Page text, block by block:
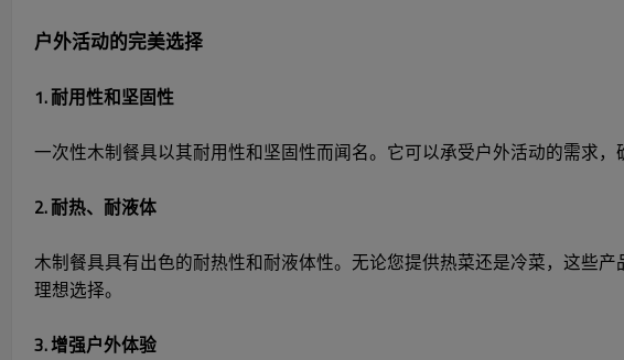
户外活动的完美选择
1. 耐用性和坚固性
一次性木制餐具以其耐用性和坚固性而闻名。它可以承受户外活动的需求
2. 耐热、耐液体
木制餐具具有出色的耐热性和耐液体性。无论您提供热菜还是冷菜，这些
理想选择。
3. 增强户外体验